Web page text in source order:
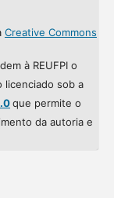
Creative Commons
à REUFPI o
licenciado sob a
que permite o
da autoria e